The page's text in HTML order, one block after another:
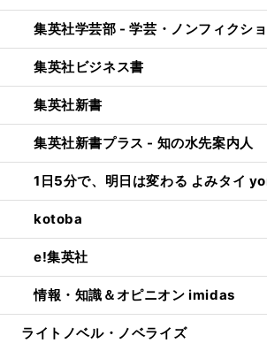
集英社学芸部 - 学芸・ノンフィクシ
集英社ビジネス書
集英社新書
集英社新書プラス - 知の水先案内人
1日5分で、明日は変わる よみタイ
kotoba
e!集英社
情報・知識＆オピニオン imidas
ライトノベル・ノベライズ